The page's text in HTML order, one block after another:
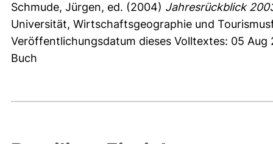
Schmude, Jürgen, ed. (2004) Jahresrückblick
Universität, Wirtschaftsgeographie und
Veröffentlichungsdatum dieses Volltextes: 05 Aug
Buch